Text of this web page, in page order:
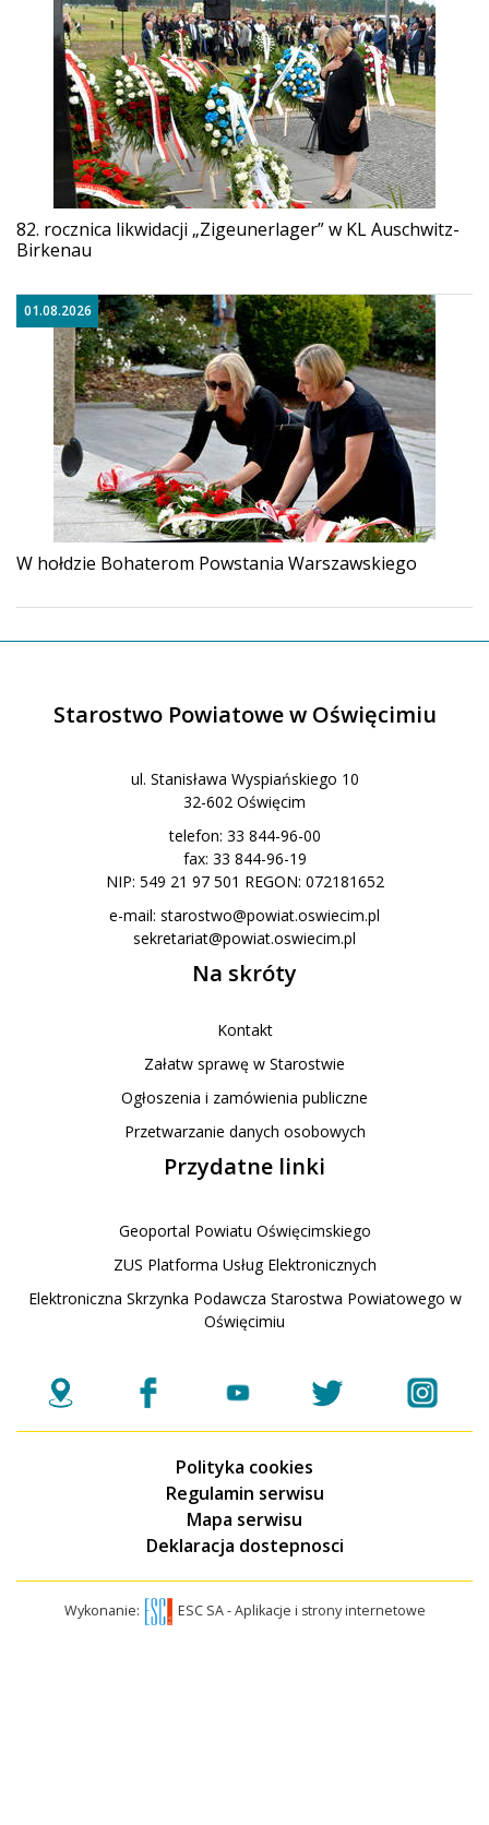
82. rocznica likwidacji „Zigeunerlager” w KL Auschwitz-
Birkenau
01.08.2026
W hołdzie Bohaterom Powstania Warszawskiego
Starostwo Powiatowe w Oświęcimiu
ul. Stanisława Wyspiańskiego 10
32-602 Oświęcim
telefon: 33 844-96-00
fax: 33 844-96-19
NIP: 549 21 97 501 REGON: 072181652
e-mail: starostwo@powiat.oswiecim.pl
sekretariat@powiat.oswiecim.pl
Na skróty
Kontakt
Załatw sprawę w Starostwie
Ogłoszenia i zamówienia publiczne
Przetwarzanie danych osobowych
Przydatne linki
Geoportal Powiatu Oświęcimskiego
ZUS Platforma Usług Elektronicznych
Elektroniczna Skrzynka Podawcza Starostwa Powiatowego w
Oświęcimiu
Polityka cookies
Regulamin serwisu
Mapa serwisu
Deklaracja dostepnosci
Wykonanie: ESC SA -Aplikacje i strony internetowe